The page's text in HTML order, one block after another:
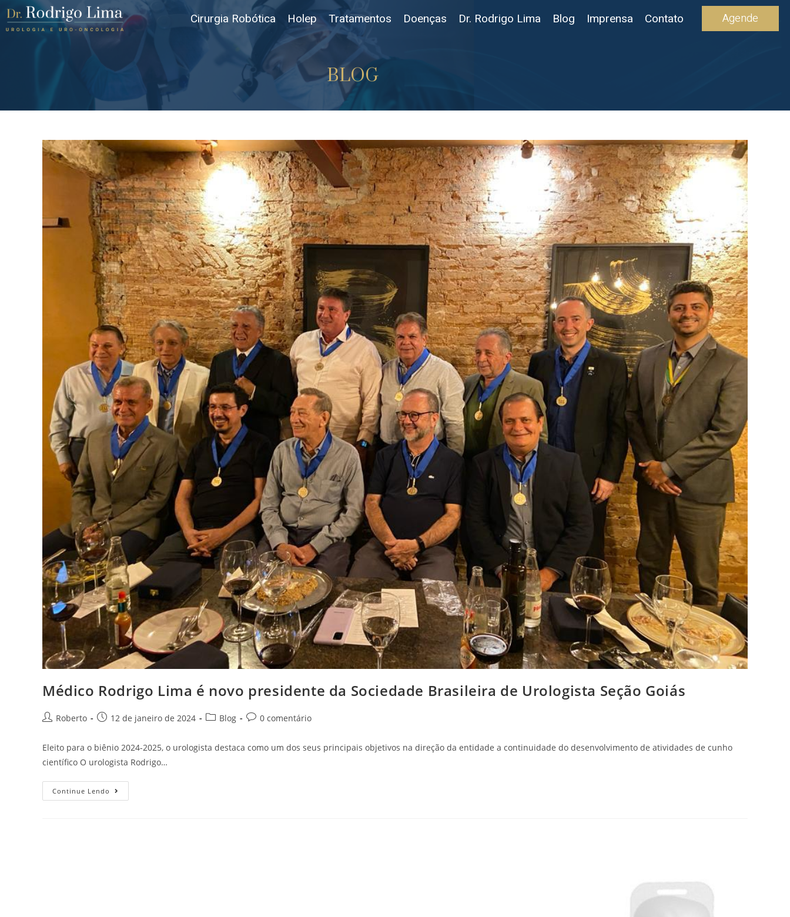
Cirurgia Robótica Holep Tratamentos Doenças Dr. Rodrigo Lima Blog Imprensa Contato Agende
BLOG
Médico Rodrigo Lima é novo presidente da Sociedade Brasileira de Urologista Seção Goiás
Roberto 12 de janeiro de 2024 Blog 0 comentário
Eleito para o biênio 2024-2025, o urologista destaca como um dos seus principais objetivos na direção da entidade a continuidade do desenvolvimento de atividades de cunho
científico O urologista Rodrigo…
Continue Lendo